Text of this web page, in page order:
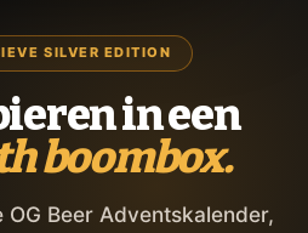
SILVER EDITION
in een
boombox.
OG Beer Adventskalender,